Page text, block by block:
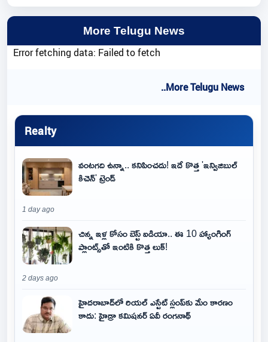
More Telugu News
Error fetching data: Failed to fetch
..More Telugu News
Realty
వంటగది ఉన్నా.. కనిపించదు! ఇదే కొత్త 'ఇన్విజిబుల్
కిచెన్' ట్రెండ్
1 day ago
చిన్న ఇళ్ల కోసం బెస్ట్ ఐడియా.. ఈ 10 హ్యాంగింగ్
ప్లాంట్స్‌తో ఇంటికి కొత్త లుక్!
2 days ago
హైదరాబాద్‌లో రియల్ ఎస్టేట్ స్లంప్‌కు మేం కారణం
కాదు: హైడ్రా కమిషనర్ ఏవీ రంగనాథ్